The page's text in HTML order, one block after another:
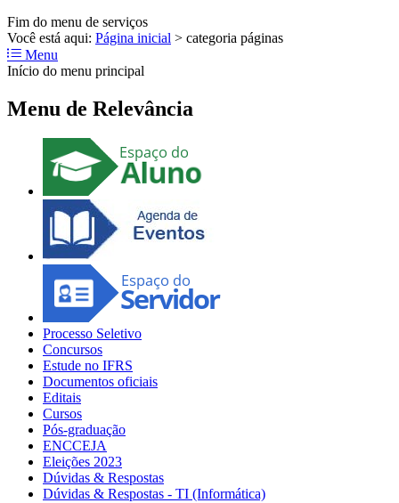
Fim do menu de serviços
Você está aqui: Página inicial > categoria páginas
Menu
Início do menu principal
Menu de Relevância
Processo Seletivo
Concursos
Estude no IFRS
Documentos oficiais
Editais
Cursos
Pós-graduação
ENCCEJA
Eleições 2023
Dúvidas & Respostas
Dúvidas & Respostas - TI (Informática)